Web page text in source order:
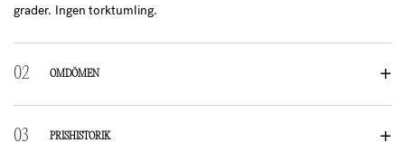
grader. Ingen torktumling.
OMDÖMEN
RECENSIONER
PRISHISTORIK